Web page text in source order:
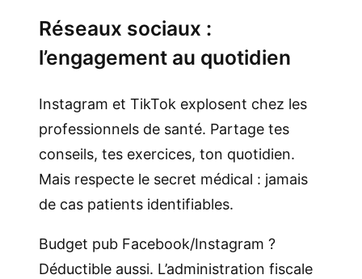
Réseaux sociaux :
l’engagement au quotidien
Instagram et TikTok explosent chez les
professionnels de santé. Partage tes
conseils, tes exercices, ton quotidien.
Mais respecte le secret médical : jamais
de cas patients identifiables.
Budget pub Facebook/Instagram ?
Déductible aussi. L’administration fiscale